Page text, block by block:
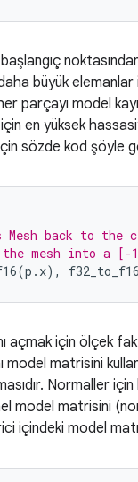
büyük
parçayı model
en yüksek
sözde kod şöyle
Mesh back to the
mesh into a [-
(p . x), f32_to_f16
açmak için ölçek
matrisini
Normaller
model matrisini
içindeki model